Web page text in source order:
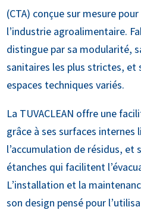
(CTA) conçue sur mesure
l’industrie agroalimentaire.
distingue par sa modularité,
sanitaires les plus strictes, et
espaces techniques variés.
La TUVACLEAN offre une
grâce à ses surfaces internes
l’accumulation de résidus, et
étanches qui facilitent
L’installation et la
son design pensé pour